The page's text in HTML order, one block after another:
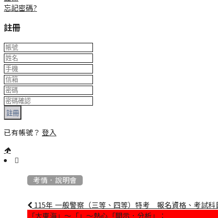
忘記密碼?
註冊
註冊
已有帳號？ 登入
::: 考情．說明會
115年 一般警察（三等、四等）特考 報名資格、考試科
「大東海」～「」～熱心「開示．分析」：